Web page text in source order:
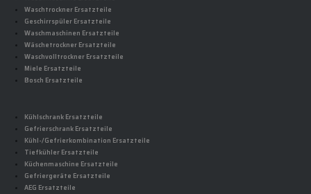
Waschtrockner Ersatzteile
Geschirrspüler Ersatzteile
Waschmaschinen Ersatzteile
Wäschetrockner Ersatzteile
Waschvolltrockner Ersatzteile
Miele Ersatzteile
Bosch Ersatzteile
Kühlschrank Ersatzteile
Gefrierschrank Ersatzteile
Kühl-/Gefrierkombination Ersatzteile
Tiefkühler Ersatzteile
Küchenmaschine Ersatzteile
Gefriergeräte Ersatzteile
AEG Ersatzteile